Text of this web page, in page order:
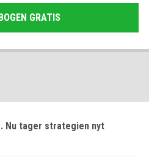
GRATIS
Nu tager strategien nyt